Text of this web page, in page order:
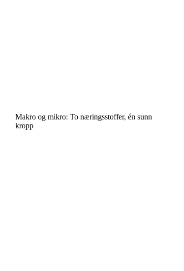
Makro og mikro: To næringsstoffer, én sunn
kropp